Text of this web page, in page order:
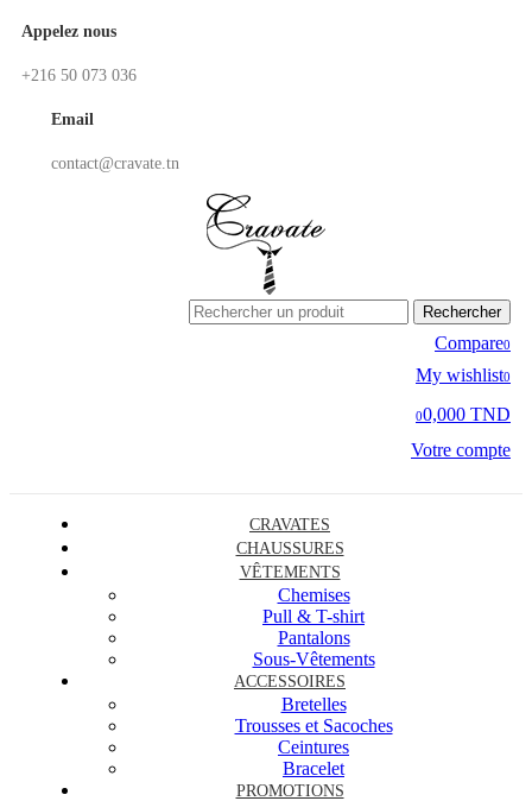
Appelez nous
+216 50 073 036
Email
contact@cravate.tn
Rechercher
Compare0
My wishlist0
00,000 TND
Votre compte
CRAVATES
CHAUSSURES
VÊTEMENTS
Chemises
Pull & T-shirt
Pantalons
Sous-Vêtements
ACCESSOIRES
Bretelles
Trousses et Sacoches
Ceintures
Bracelet
PROMOTIONS